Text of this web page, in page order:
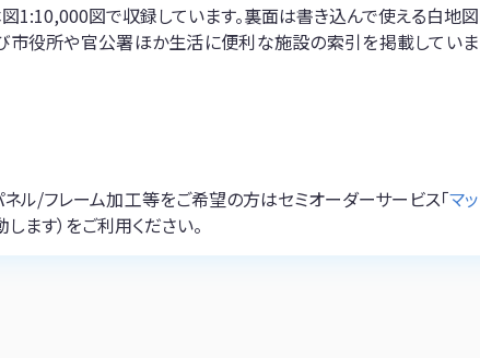
1:10,000図で収録しています。裏面は書き込んで使える白地図
市役所や官公署ほか生活に便利な施設の索引を掲載していま
ネル/フレーム加工等をご希望の方はセミオーダーサービス「マッ
します）をご利用ください。